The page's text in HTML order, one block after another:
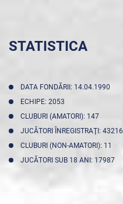
STATISTICA
DATA FONDĂRII: 14.04.1990
ECHIPE: 2053
CLUBURI (AMATORI): 147
JUCĂTORI ÎNREGISTRAŢI: 43216
CLUBURI (NON-AMATORI): 11
JUCĂTORI SUB 18 ANI: 17987